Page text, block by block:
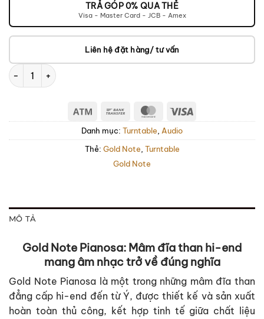
TRẢ GÓP 0% QUA THẺ
Visa - Master Card - JCB - Amex
Liên hệ đặt hàng/ tư vấn
Gold Note Pianosa số lượng
Atm
Bank
Transfer
MasterCard
Danh mục: Turntable, Audio
Thẻ: Gold Note, Turntable
Gold Note
MÔ TẢ
Gold Note Pianosa: Mâm đĩa than hi-end
mang âm nhạc trở về đúng nghĩa
Gold Note Pianosa là một trong những mâm đĩa than
đẳng cấp hi-end đến từ Ý, được thiết kế và sản xuất
hoàn toàn thủ công, kết hợp tinh tế giữa chất liệu